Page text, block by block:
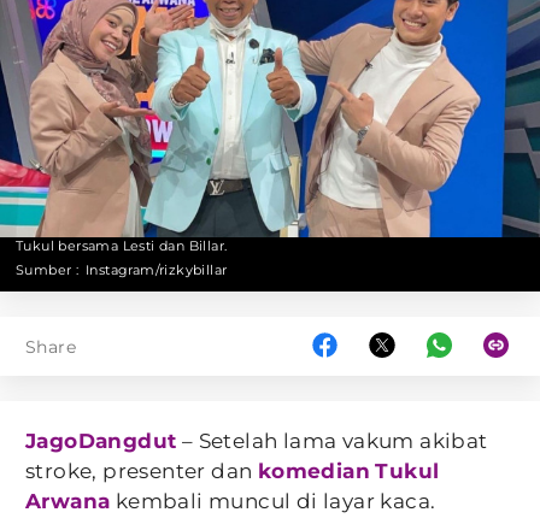
Tukul bersama Lesti dan Billar.
Sumber : Instagram/rizkybillar
Share
JagoDangdut – Setelah lama vakum akibat
stroke, presenter dan komedian Tukul
Arwana kembali muncul di layar kaca.